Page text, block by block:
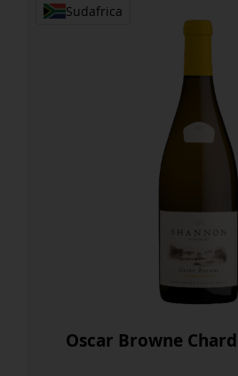
cantidad
Sudafrica
Oscar Browne